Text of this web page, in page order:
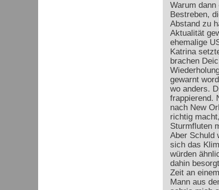
Warum dann
Bestreben,
Abstand zu
Aktualität
ehemalige
Katrina
brachen
gewarnt
wo anders.
frappierend.
nach New
richtig
Sturmfluten
Aber Schuld
sich das
würden
dahin
Zeit an
Mann aus